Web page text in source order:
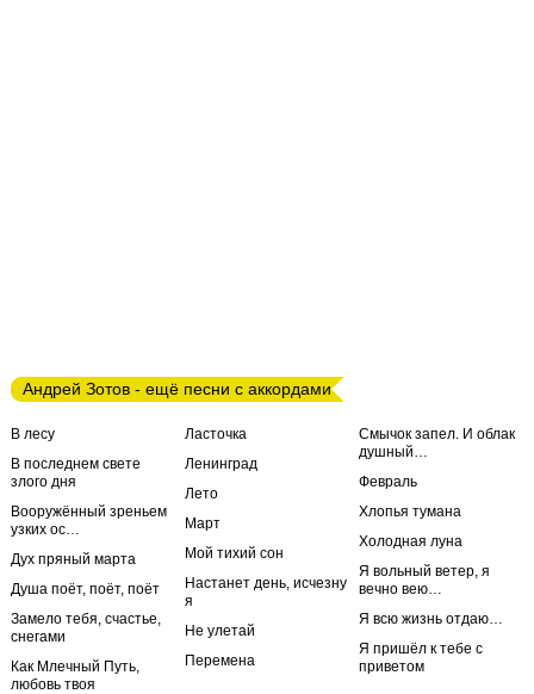
Андрей Зотов - ещё песни с аккордами
В лесу
В последнем свете
злого дня
Вооружённый зреньем
узких ос…
Дух пряный марта
Душа поёт, поёт, поёт
Замело тебя, счастье,
снегами
Как Млечный Путь,
любовь твоя
Ласточка
Ленинград
Лето
Март
Мой тихий сон
Настанет день, исчезну
я
Не улетай
Перемена
Смычок запел. И облак
душный…
Февраль
Хлопья тумана
Холодная луна
Я вольный ветер, я
вечно вею…
Я всю жизнь отдаю…
Я пришёл к тебе с
приветом